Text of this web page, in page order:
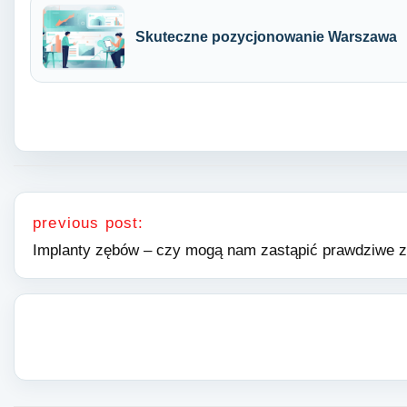
Skuteczne pozycjonowanie Warszawa
Nawigacja wpisu
previous post:
Implanty zębów – czy mogą nam zastąpić prawdziwe